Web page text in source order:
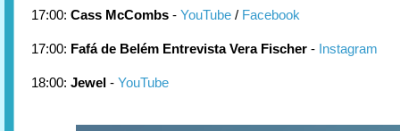
17:00: Cass McCombs - YouTube / Facebook
17:00: Fafá de Belém Entrevista Vera Fischer - Instagram
18:00: Jewel - YouTube